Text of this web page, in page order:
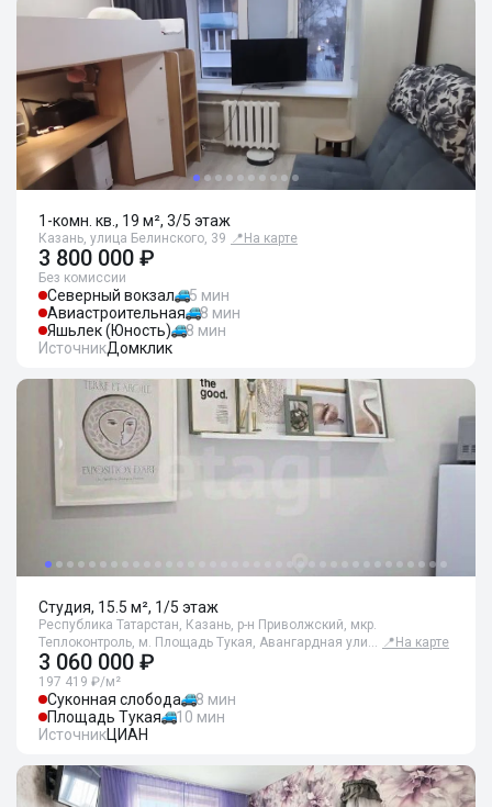
1-комн. кв., 19 м², 3/5 этаж
Казань, улица Белинского, 39 📍 На карте
3 800 000 ₽
Без комиссии
Северный вокзал
5 мин
Авиастроительная
8 мин
Яшьлек (Юность)
8 мин
ИсточникДомклик
Студия, 15.5 м², 1/5 этаж
Республика Татарстан, Казань, р-н Приволжский, мкр.
Теплоконтроль, м. Площадь Тукая, Авангардная ули… 📍 На карте
3 060 000 ₽
197 419 ₽/м²
Суконная слобода
8 мин
Площадь Тукая
10 мин
ИсточникЦИАН